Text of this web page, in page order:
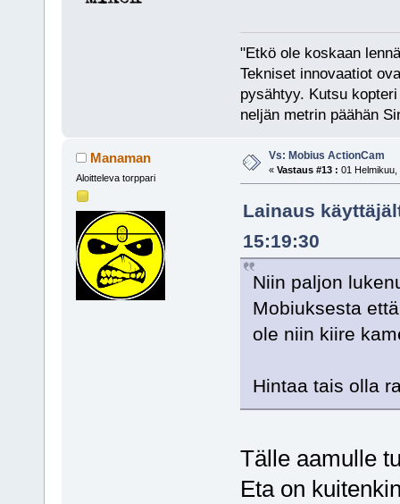
"Etkö ole koskaan
Tekniset innovaatiot
pysähtyy. Kutsu
neljän metrin päähän
Manaman
Aloitteleva torppari
Vs: Mobius ActionCam
« Vastaus #13 : 01 Helmikuu,
Lainaus
15:19:30
Niin paljon
Mobiuksesta
ole niin kiire
Hintaa tais olla
Tälle aamulle
Eta on